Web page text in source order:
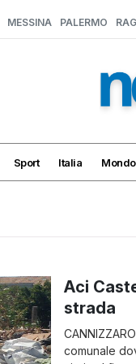
MESSINA PALERMO
Sport Italia Mondo
Aci
strada
comunale